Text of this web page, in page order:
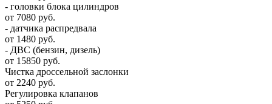
- головки блока цилиндров
от 7080 руб.
- датчика распредвала
от 1480 руб.
- ДВС (бензин, дизель)
от 15850 руб.
Чистка дроссельной заслонки
от 2240 руб.
Регулировка клапанов